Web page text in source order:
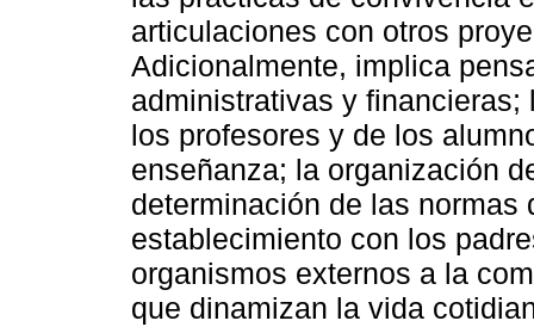
articulaciones con otros
Adicionalmente, implica
administrativas y
los profesores y de los
enseñanza; la organización
determinación de las
establecimiento con los
organismos externos a la
que dinamizan la vida